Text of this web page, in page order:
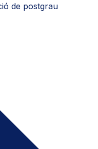
de postgrau